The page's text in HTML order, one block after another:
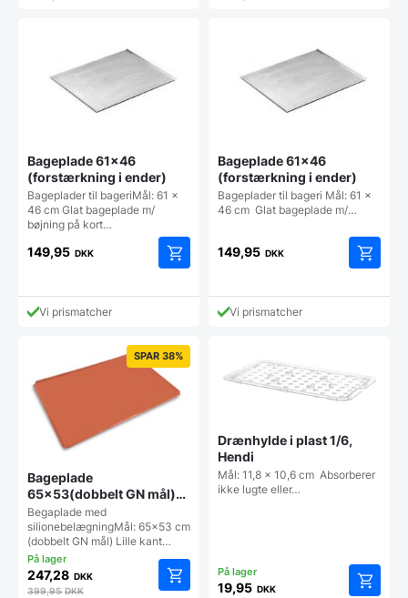
vælges
på
Bageplade 61×46
(forstærkning i ender)
Bageplader til bageriMål: 61 x
46 cm Glat bageplade m/
bøjning på kort…
149,95 DKK
Vi prismatcher
Bageplade 61×46
(forstærkning i ender)
Bageplader til bageri Mål: 61 x
46 cm Glat bageplade m/…
149,95 DKK
Vi prismatcher
SPAR 38%
Bageplade
65×53(dobbelt GN mål)
silikonebelægning (lille
kant)
Begaplade med
silionebelægningMål: 65x53 cm
(dobbelt GN mål) Lille kant…
247,28 DKK
399,95DKK
Drænhylde i plast 1/6,
Hendi
Mål: 11,8 x 10,6 cm Absorberer
ikke lugte eller…
19,95 DKK